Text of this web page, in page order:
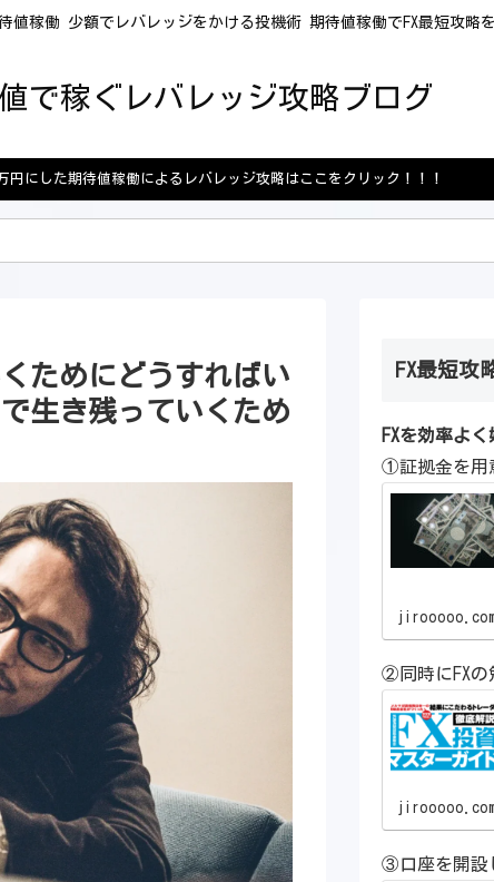
値稼働 少額でレバレッジをかける投機術 期待値稼働でFX最短攻略
で稼ぐレバレッジ攻略ブログ
円にした期待値稼働によるレバレッジ攻略はここをクリック！！！
ためにどうすればい
生き残っていくため
FX最短攻
FXを効率よ
①証拠金を用
jirooooo.com
②同時にFXの
jirooooo.com
③口座を開設